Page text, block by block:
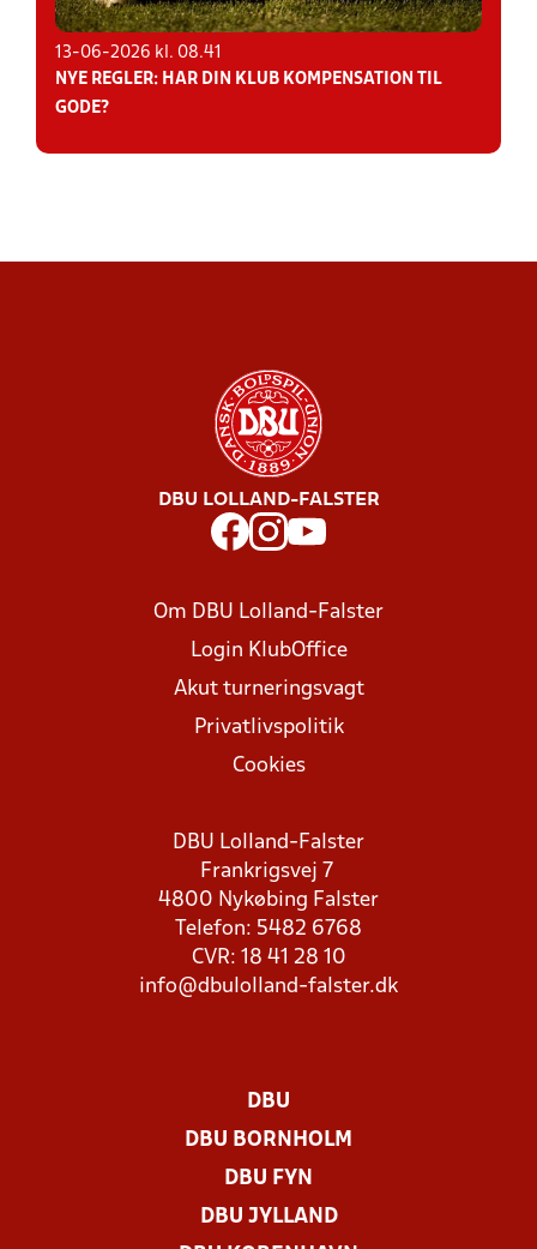
13-06-2026 kl. 08.41
NYE REGLER: HAR DIN KLUB KOMPENSATION TIL
GODE?
DBU LOLLAND-FALSTER
Om DBU Lolland-Falster
Login KlubOffice
Akut turneringsvagt
Privatlivspolitik
Cookies
DBU Lolland-Falster
Frankrigsvej 7
4800 Nykøbing Falster
Telefon: 5482 6768
CVR: 18 41 28 10
info@dbulolland-falster.dk
DBU
DBU BORNHOLM
DBU FYN
DBU JYLLAND